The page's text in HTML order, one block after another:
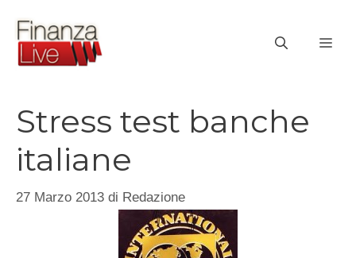
contenuto
Stress test banche
italiane
27 Marzo 2013 di Redazione